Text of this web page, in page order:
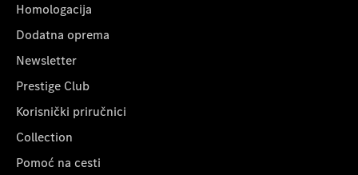
Homologacija
Dodatna oprema
Newsletter
Prestige Club
Korisnički priručnici
Collection
Pomoć na cesti